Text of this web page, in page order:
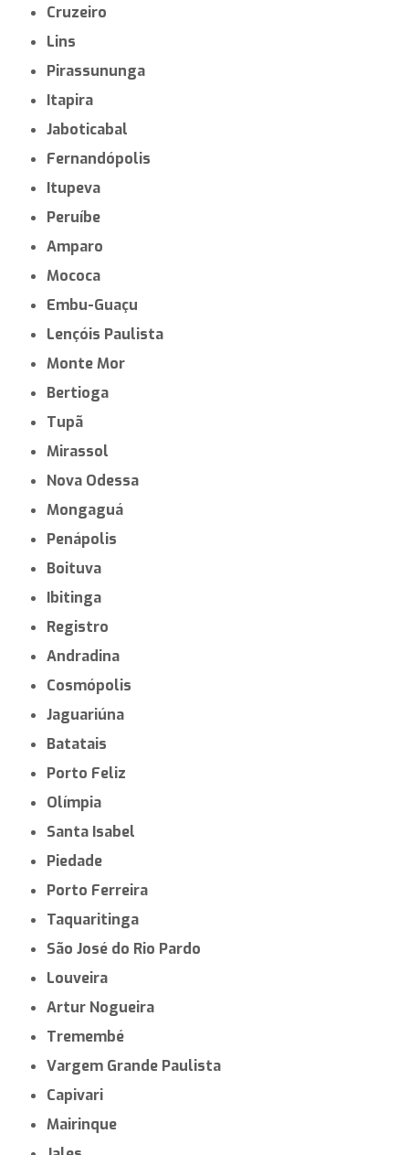
Cruzeiro
Lins
Pirassununga
Itapira
Jaboticabal
Fernandópolis
Itupeva
Peruíbe
Amparo
Mococa
Embu-Guaçu
Lençóis Paulista
Monte Mor
Bertioga
Tupã
Mirassol
Nova Odessa
Mongaguá
Penápolis
Boituva
Ibitinga
Registro
Andradina
Cosmópolis
Jaguariúna
Batatais
Porto Feliz
Olímpia
Santa Isabel
Piedade
Porto Ferreira
Taquaritinga
São José do Rio Pardo
Louveira
Artur Nogueira
Tremembé
Vargem Grande Paulista
Capivari
Mairinque